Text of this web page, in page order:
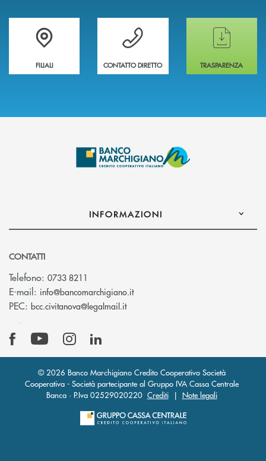
Trova la filiale più vicina a te
FILIALI
Hai bisogno di assistenza immediata ?
CONTATTO DIRETTO
Hai bisogno di
TRASPARENZA
INFORMAZIONI
CONTATTI
Telefono: 0733 8211
E-mail: info@bancomarchigiano.it(si apre l’app di posta
PEC: bcc.civitanova@legalmail.it(si apre l’app di posta elettronica)
© 2026 Banco Marchigiano Credito Cooperativo Società
Cooperativa - Società partecipante al Gruppo IVA Cassa Centrale
Banca · P.Iva 02529020220 Crediti| Note legali